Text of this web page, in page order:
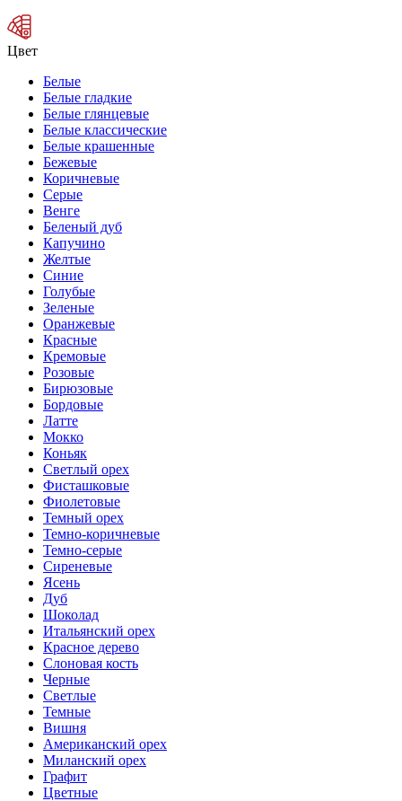
Цвет
Белые
Белые гладкие
Белые глянцевые
Белые классические
Белые крашенные
Бежевые
Коричневые
Серые
Венге
Беленый дуб
Капучино
Желтые
Синие
Голубые
Зеленые
Оранжевые
Красные
Кремовые
Розовые
Бирюзовые
Бордовые
Латте
Мокко
Коньяк
Светлый орех
Фисташковые
Фиолетовые
Темный орех
Темно-коричневые
Темно-серые
Сиреневые
Ясень
Дуб
Шоколад
Итальянский орех
Красное дерево
Слоновая кость
Черные
Светлые
Темные
Вишня
Американский орех
Миланский орех
Графит
Цветные